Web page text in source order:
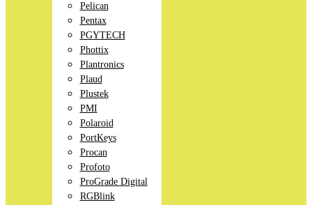
Pelican
Pentax
PGYTECH
Phottix
Plantronics
Plaud
Plustek
PMI
Polaroid
PortKeys
Procan
Profoto
ProGrade Digital
RGBlink